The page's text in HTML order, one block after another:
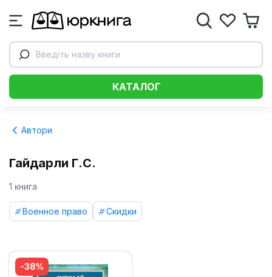
Введіть назву книги
КАТАЛОГ
Автори
Гайдарли Г.С.
1 книга
Военное право Скидки
-38%